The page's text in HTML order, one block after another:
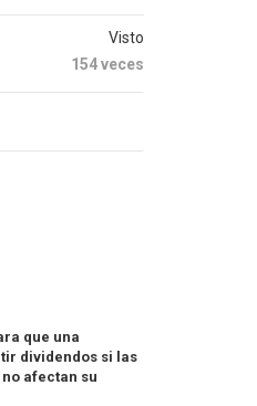
Visto
154 veces
que una
dividendos si las
afectan su